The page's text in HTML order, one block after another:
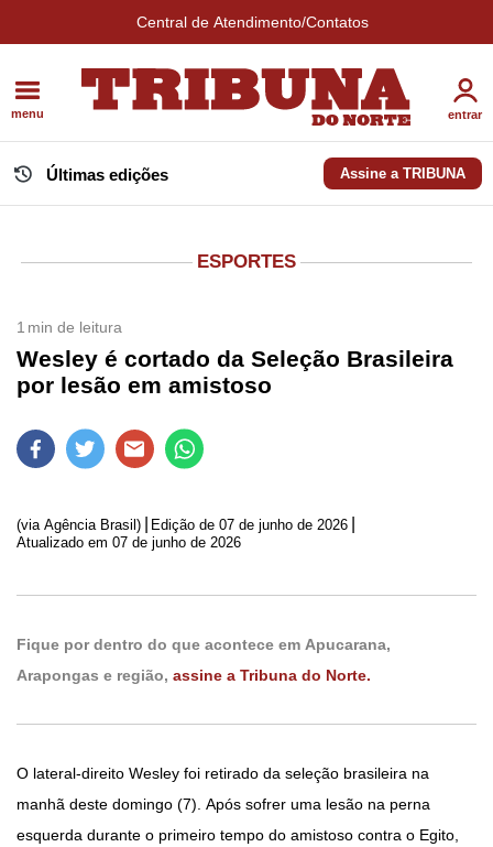
Central de Atendimento/Contatos
menu entrar
Últimas edições Assine a TRIBUNA
ESPORTES
1 min de leitura
Wesley é cortado da Seleção Brasileira
por lesão em amistoso
(via Agência Brasil) Edição de 07 de junho de 2026
Atualizado em 07 de junho de 2026
Fique por dentro do que acontece em Apucarana,
Arapongas e região, assine a Tribuna do Norte.
O lateral-direito Wesley foi retirado da seleção brasileira na
manhã deste domingo (7). Após sofrer uma lesão na perna
esquerda durante o primeiro tempo do amistoso contra o Egito,